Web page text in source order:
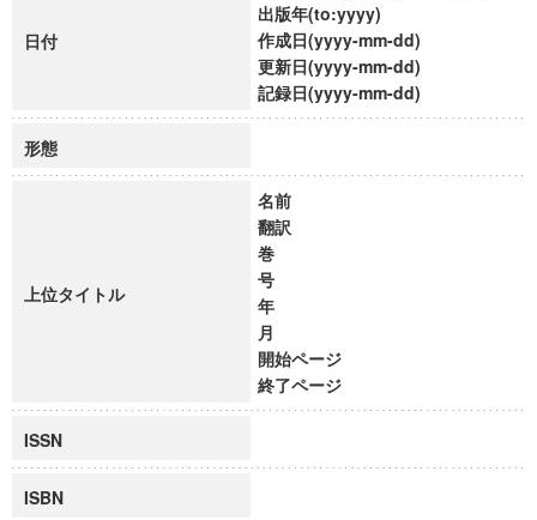
日付
出版年(to:yyyy)
作成日(yyyy-mm-dd)
更新日(yyyy-mm-dd)
記録日(yyyy-mm-dd)
形態
上位タイトル
名前
翻訳
巻
号
年
月
開始ページ
終了ページ
ISSN
ISBN